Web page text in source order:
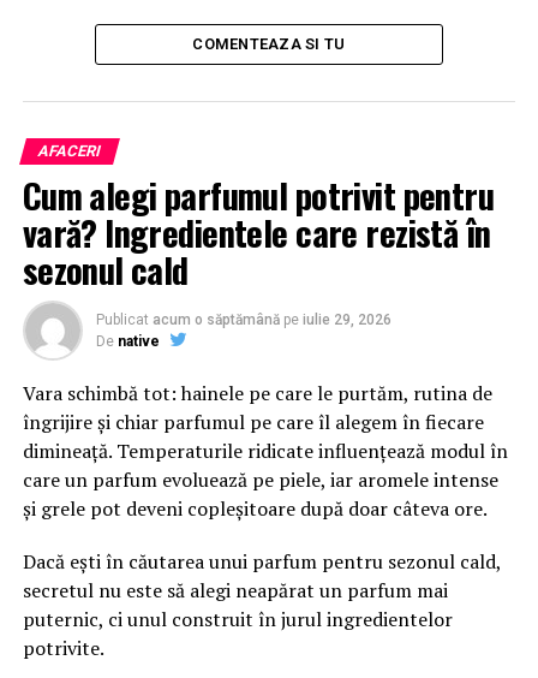
În acest context, documentul prevede că avizul trebuie
securităţii naţionale şi/sau apărării naţionale.
Astfel, pentru ca România să nu riște sancțiuni din
partea UE, intervalul de timp în care proiectul de lege
5G se află în dezbatere publică ar trebui să fie mai
îndelungat, acoperind și perioada de notificare a
organismelor europene și permițând ca modificările
sugerate de actorii din industrie și care pot care pot
sprijini piața locală de telecomunicații să-și producă
efectele asupra formei finale a legii.
ARTICOLE PE ACEIASI TEMA:
Adoptarea legii 5 G Ã®n forma actualÄ Èi fÄrÄ
notificarea UE ar putea avea efecte negative asupra
industriei de telecomunicaÈii din RomÃ¢nia
NU RATATI
Samsung prezintÄ Smart Keyboard Trio 500 â pentru
eficienÈÄ cu fiecare miÈcare
COMENTEAZA SI TU
AFACERI
Cum alegi parfumul potrivit pentru
vară? Ingredientele care rezistă în
sezonul cald
Publicat acum o săptămână pe iulie 29, 2026
De native
Vara schimbă tot: hainele pe care le purtăm, rutina de
îngrijire și chiar parfumul pe care îl alegem în fiecare
dimineață. Temperaturile ridicate influențează modul în
care un parfum evoluează pe piele, iar aromele intense
și grele pot deveni copleșitoare după doar câteva ore.
Dacă ești în căutarea unui parfum pentru sezonul cald,
secretul nu este să alegi neapărat un parfum mai
puternic, ci unul construit în jurul ingredientelor
potrivite.